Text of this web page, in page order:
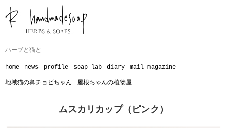
ハーブと猫と
home news profile soap lab diary mail magazine
地域猫の鼻チョビちゃん 屋根ちゃんの植物屋
ムスカリカップ（ピンク）